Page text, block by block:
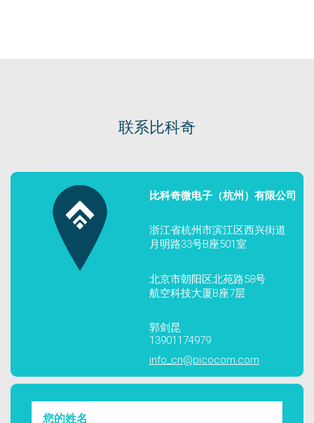
联系比科奇
比科奇微电子（杭州）有限公司
浙江省杭州市滨江区西兴街道
月明路33号B座501室
北京市朝阳区北苑路58号
航空科技大厦B座7层
郭剑昆
13901174979
info_cn@picocom.com